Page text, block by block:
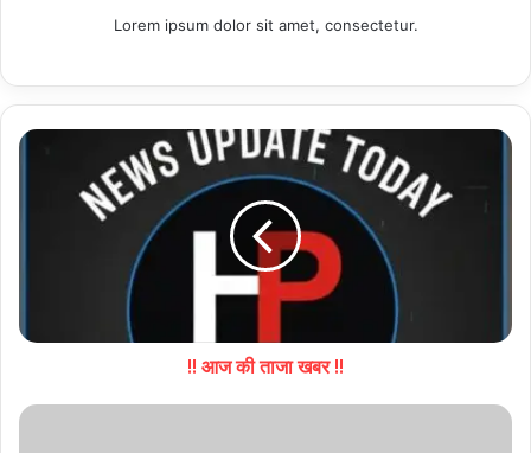
Lorem ipsum dolor sit amet, consectetur.
!! आज की ताजा खबर !!